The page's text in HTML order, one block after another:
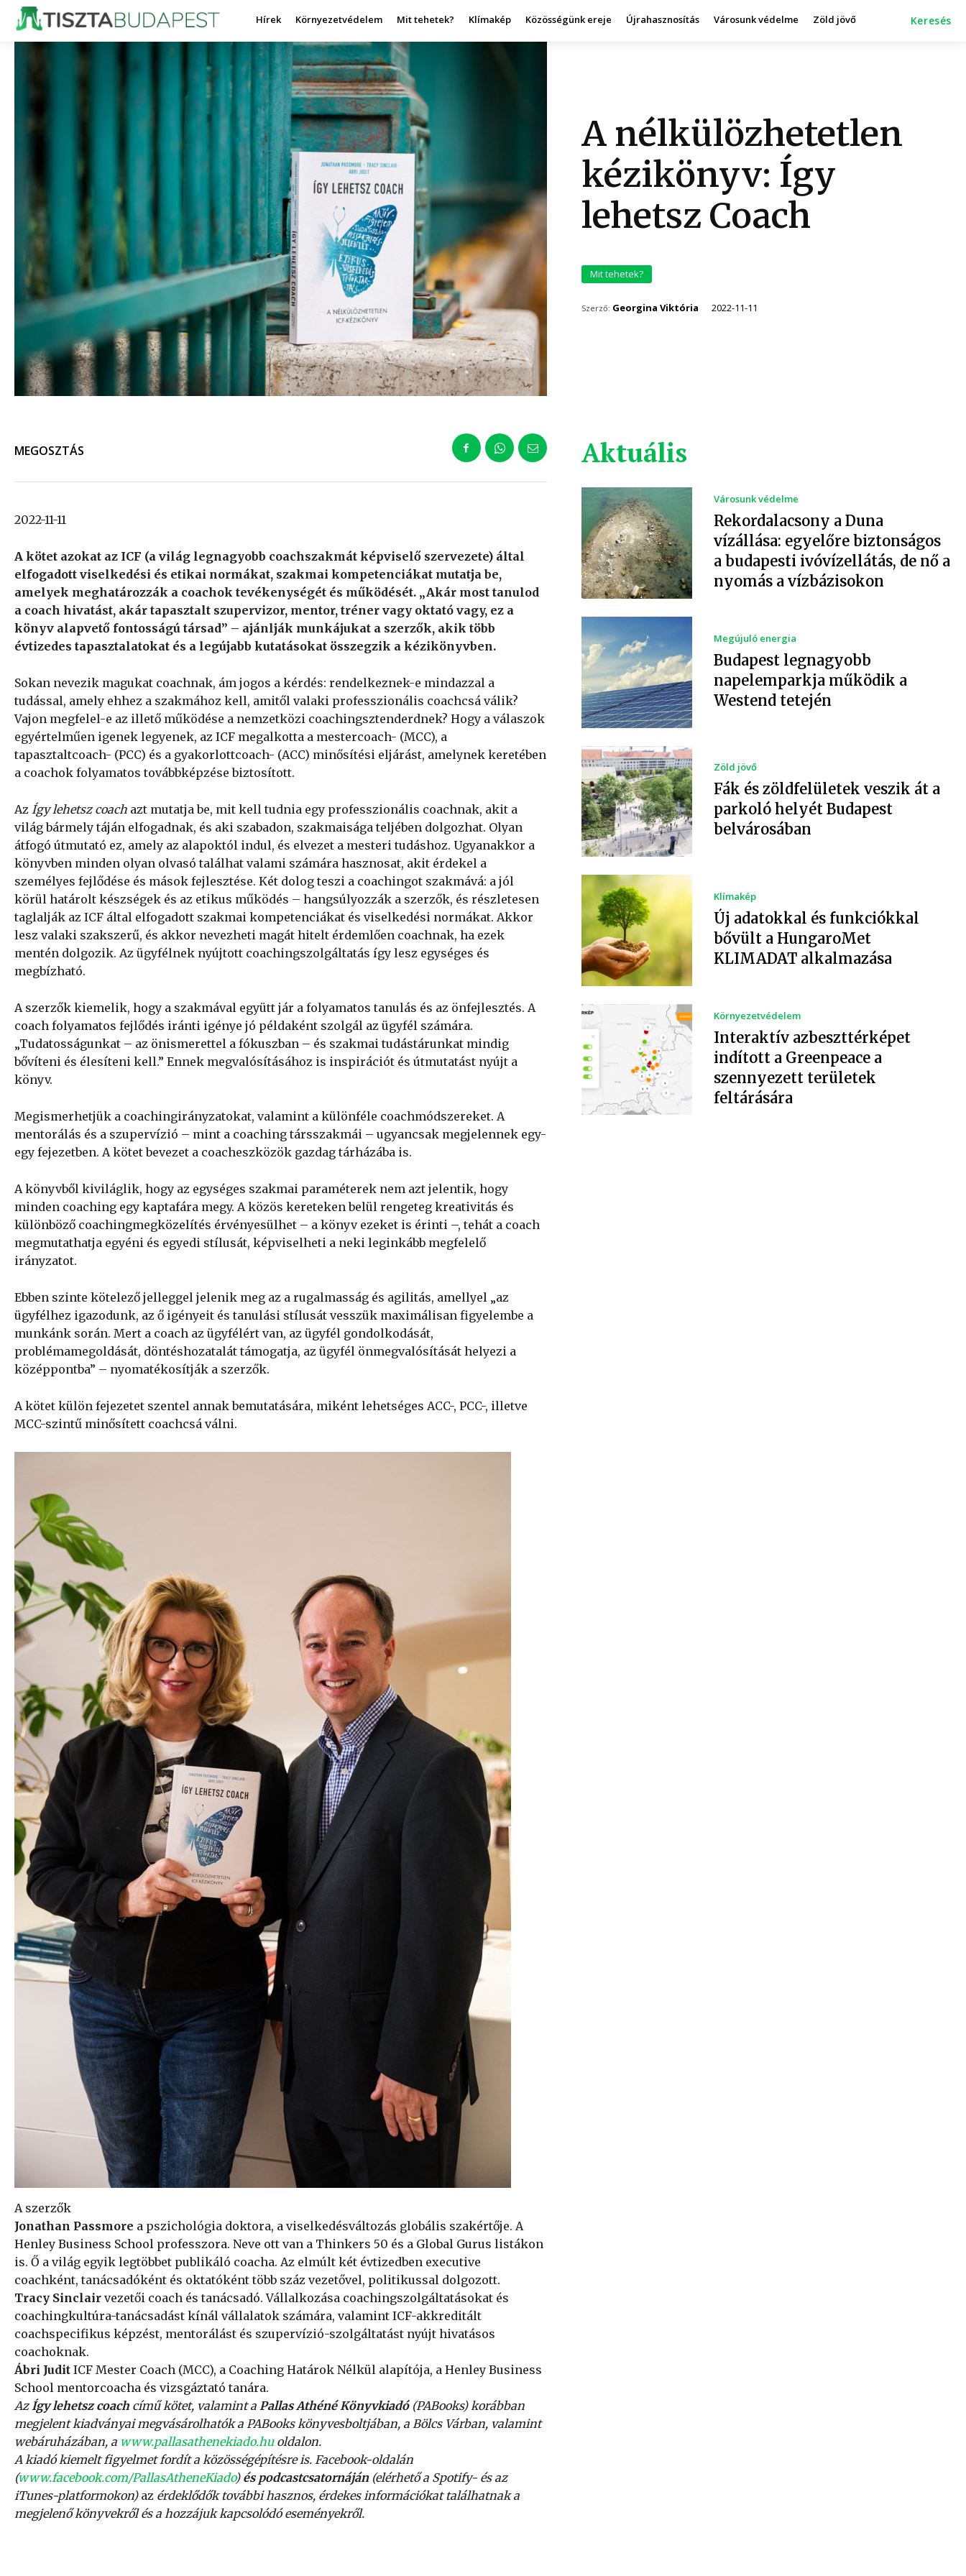
Hírek Környezetvédelem Mit tehetek? Klímakép Közösségünk ereje Újrahasznosítás Városunk védelme Zöld jövő Keresés
A nélkülözhetetlen
kézikönyv: Így
lehetsz Coach
Mit tehetek?
Szerző: Georgina Viktória 2022-11-11
MEGOSZTÁS
2022-11-11
A kötet azokat az ICF (a világ legnagyobb coachszakmát képviselő szervezete) által
elfogadott viselkedési és etikai normákat, szakmai kompetenciákat mutatja be,
amelyek meghatározzák a coachok tevékenységét és működését. „Akár most tanulod
a coach hivatást, akár tapasztalt szupervizor, mentor, tréner vagy oktató vagy, ez a
könyv alapvető fontosságú társad” – ajánlják munkájukat a szerzők, akik több
évtizedes tapasztalatokat és a legújabb kutatásokat összegzik a kézikönyvben.
Sokan nevezik magukat coachnak, ám jogos a kérdés: rendelkeznek-e mindazzal a
tudással, amely ehhez a szakmához kell, amitől valaki professzionális coachcsá válik?
Vajon megfelel-e az illető működése a nemzetközi coachingsztenderdnek? Hogy a válaszok
egyértelműen igenek legyenek, az ICF megalkotta a mestercoach- (MCC), a
tapasztaltcoach- (PCC) és a gyakorlottcoach- (ACC) minősítési eljárást, amelynek keretében
a coachok folyamatos továbbképzése biztosított.
Az Így lehetsz coach azt mutatja be, mit kell tudnia egy professzionális coachnak, akit a
világ bármely táján elfogadnak, és aki szabadon, szakmaisága teljében dolgozhat. Olyan
átfogó útmutató ez, amely az alapoktól indul, és elvezet a mesteri tudáshoz. Ugyanakkor a
könyvben minden olyan olvasó találhat valami számára hasznosat, akit érdekel a
személyes fejlődése és mások fejlesztése. Két dolog teszi a coachingot szakmává: a jól
körül határolt készségek és az etikus működés – hangsúlyozzák a szerzők, és részletesen
taglalják az ICF által elfogadott szakmai kompetenciákat és viselkedési normákat. Akkor
lesz valaki szakszerű, és akkor nevezheti magát hitelt érdemlően coachnak, ha ezek
mentén dolgozik. Az ügyfélnek nyújtott coachingszolgáltatás így lesz egységes és
megbízható.
A szerzők kiemelik, hogy a szakmával együtt jár a folyamatos tanulás és az önfejlesztés. A
coach folyamatos fejlődés iránti igénye jó példaként szolgál az ügyfél számára.
„Tudatosságunkat – az önismerettel a fókuszban – és szakmai tudástárunkat mindig
bővíteni és élesíteni kell.” Ennek megvalósításához is inspirációt és útmutatást nyújt a
könyv.
Megismerhetjük a coachingirányzatokat, valamint a különféle coachmódszereket. A
mentorálás és a szupervízió – mint a coaching társszakmái – ugyancsak megjelennek egy-
egy fejezetben. A kötet bevezet a coacheszközök gazdag tárházába is.
A könyvből kiviláglik, hogy az egységes szakmai paraméterek nem azt jelentik, hogy
minden coaching egy kaptafára megy. A közös kereteken belül rengeteg kreativitás és
különböző coachingmegközelítés érvényesülhet – a könyv ezeket is érinti –, tehát a coach
megmutathatja egyéni és egyedi stílusát, képviselheti a neki leginkább megfelelő
irányzatot.
Ebben szinte kötelező jelleggel jelenik meg az a rugalmasság és agilitás, amellyel „az
ügyfélhez igazodunk, az ő igényeit és tanulási stílusát vesszük maximálisan figyelembe a
munkánk során. Mert a coach az ügyfélért van, az ügyfél gondolkodását,
problémamegoldását, döntéshozatalát támogatja, az ügyfél önmegvalósítását helyezi a
középpontba” – nyomatékosítják a szerzők.
A kötet külön fejezetet szentel annak bemutatására, miként lehetséges ACC-, PCC-, illetve
MCC-szintű minősített coachcsá válni.
A szerzők
Jonathan Passmore a pszichológia doktora, a viselkedésváltozás globális szakértője. A
Henley Business School professzora. Neve ott van a Thinkers 50 és a Global Gurus listákon
is. Ő a világ egyik legtöbbet publikáló coacha. Az elmúlt két évtizedben executive
coachként, tanácsadóként és oktatóként több száz vezetővel, politikussal dolgozott.
Tracy Sinclair vezetői coach és tanácsadó. Vállalkozása coachingszolgáltatásokat és
coachingkultúra-tanácsadást kínál vállalatok számára, valamint ICF-akkreditált
coachspecifikus képzést, mentorálást és szupervízió-szolgáltatást nyújt hivatásos
coachoknak.
Ábri Judit ICF Mester Coach (MCC), a Coaching Határok Nélkül alapítója, a Henley Business
School mentorcoacha és vizsgáztató tanára.
Az Így lehetsz coach című kötet, valamint a Pallas Athéné Könyvkiadó(PABooks) korábban
megjelent kiadványai megvásárolhatók a PABooks könyvesboltjában, a Bölcs Várban, valamint
webáruházában, a www.pallasathenekiado.huoldalon.
A kiadó kiemelt figyelmet fordít a közösségépítésre is. Facebook-oldalán
(www.facebook.com/PallasAtheneKiado) és podcastcsatornáján (elérhető a Spotify- és az
iTunes-platformokon)az érdeklődők további hasznos, érdekes információkat találhatnak a
megjelenő könyvekről és a hozzájuk kapcsolódó eseményekről.
Aktuális
Városunk védelme
Rekordalacsony a Duna
vízállása: egyelőre biztonságos
a budapesti ivóvízellátás, de nő a
nyomás a vízbázisokon
Megújuló energia
Budapest legnagyobb
napelemparkja működik a
Westend tetején
Zöld jövő
Fák és zöldfelületek veszik át a
parkoló helyét Budapest
belvárosában
Klímakép
Új adatokkal és funkciókkal
bővült a HungaroMet
KLIMADAT alkalmazása
Környezetvédelem
Interaktív azbeszttérképet
indított a Greenpeace a
szennyezett területek
feltárására